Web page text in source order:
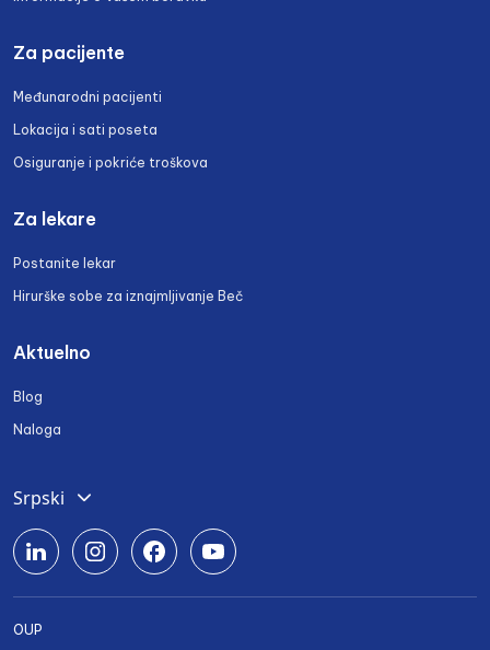
Za pacijente
Međunarodni pacijenti
Lokacija i sati poseta
Osiguranje i pokriće troškova
Za lekare
Postanite lekar
Hirurške sobe za iznajmljivanje Beč
Aktuelno
Blog
Naloga
Srpski
Deutsch
English
Română
Български
OUP